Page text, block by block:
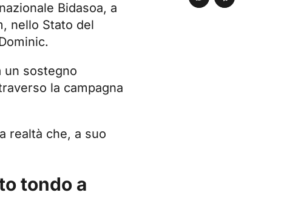
Bidasoa, a
nello Stato del
un sostegno
la campagna
realtà che, a suo
tondo a